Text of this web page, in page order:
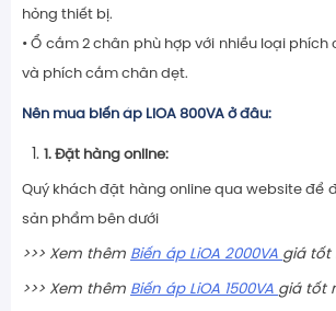
hỏng thiết bị.
• Ổ cắm 2 chân phù hợp với nhiều loại
và phích cắm chân dẹt.
Nên mua biến áp LiOA 800VA ở đâu:
1. Đặt hàng online:
Quý khách đặt hàng online qua website để
sản phẩm bên dưới
>>> Xem thêm Biến áp LiOA 2000VA giá tốt
>>> Xem thêm Biến áp LiOA 1500VA giá tốt